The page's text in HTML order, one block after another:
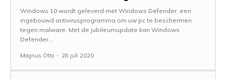
Windows 10 wordt geleverd met Windows Defender, een
ingebouwd antivirusprogramma om uw pc te beschermen
tegen malware. Met de jubileumupdate kan Windows
Defender...
Magnus Otto - 28 juli 2020